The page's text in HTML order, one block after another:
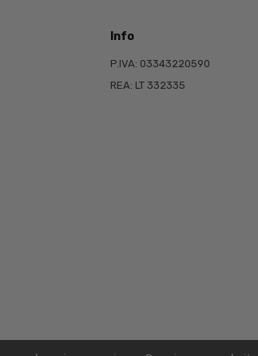
Info
P.IVA: 03343220590
REA: LT 332335